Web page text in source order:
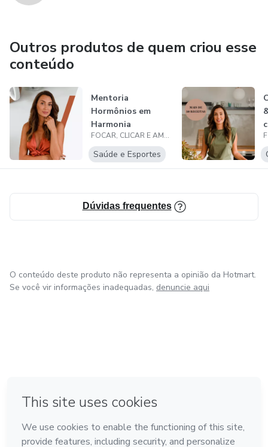
✨ 07 Masterclasses.
✅ 04 bônus (protocolos que eu uso em clínica, template
do meu questionário para pacientes e mais).
🔥 Oportunidade para trabalhar no CENTRO CICLOS, minha
clínica de saúde integrativa e cíclica da mulher.
Outros produtos de quem criou esse
conteúdo
Mentoria
Hormônios em
Harmonia
FOCAR, CLICAR E AMAR - EIRELI
Saúde e Esportes
Dúvidas frequentes
O conteúdo deste produto não representa a opinião da Hotmart.
Se você vir informações inadequadas, denuncie aqui
Feito com ❤ em Amsterdam